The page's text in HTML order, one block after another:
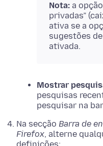
Nota: a
privadas”
ativa se a
sugestões
ativada.
Mostrar
pesquisas
pesquisar na
Na secção Barra de
Firefox, alterne